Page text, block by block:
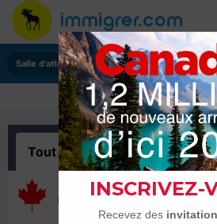
Salle d'attente - échanges de dates
Tout(3)
24 août 2017